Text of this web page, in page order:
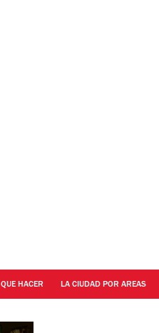
QUE HACER LA CIUDAD POR AREAS